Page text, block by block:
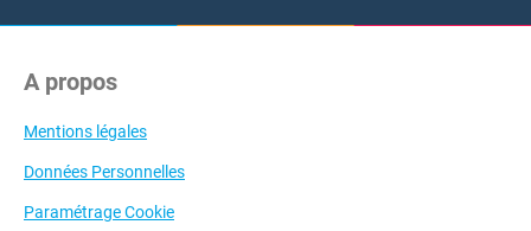
A propos
Mentions légales
Données Personnelles
Paramétrage Cookie